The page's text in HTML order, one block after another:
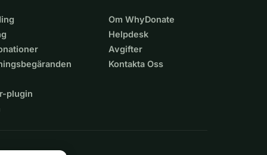
plugin
Om WhyDonate
Helpdesk
Avgifter
Kontakta Oss